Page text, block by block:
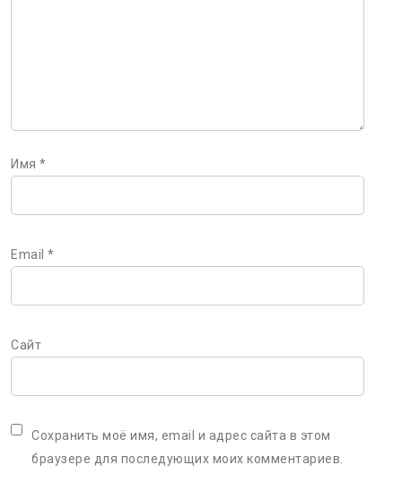
Имя *
Email *
Сайт
Сохранить моё имя, email и адрес сайта в этом
браузере для последующих моих комментариев.